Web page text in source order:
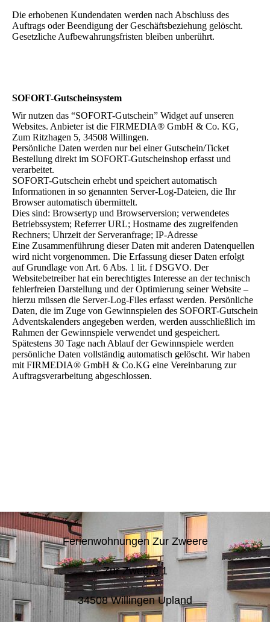
Die erhobenen Kundendaten werden nach Abschluss des
Auftrags oder Beendigung der Geschäftsbeziehung gelöscht.
Gesetzliche Aufbewahrungsfristen bleiben unberührt.
SOFORT-Gutscheinsystem
Wir nutzen das “SOFORT-Gutschein” Widget auf unseren
Websites. Anbieter ist die FIRMEDIA® GmbH & Co. KG,
Zum Ritzhagen 5, 34508 Willingen.
Persönliche Daten werden nur bei einer Gutschein/Ticket
Bestellung direkt im SOFORT-Gutscheinshop erfasst und
verarbeitet.
SOFORT-Gutschein erhebt und speichert automatisch
Informationen in so genannten Server-Log-Dateien, die Ihr
Browser automatisch übermittelt.
Dies sind: Browsertyp und Browserversion; verwendetes
Betriebssystem; Referrer URL; Hostname des zugreifenden
Rechners; Uhrzeit der Serveranfrage; IP-Adresse
Eine Zusammenführung dieser Daten mit anderen Datenquellen
wird nicht vorgenommen. Die Erfassung dieser Daten erfolgt
auf Grundlage von Art. 6 Abs. 1 lit. f DSGVO. Der
Websitebetreiber hat ein berechtigtes Interesse an der technisch
fehlerfreien Darstellung und der Optimierung seiner Website –
hierzu müssen die Server-Log-Files erfasst werden. Persönliche
Daten, die im Zuge von Gewinnspielen des SOFORT-Gutschein
Adventskalenders angegeben werden, werden ausschließlich im
Rahmen der Gewinnspiele verwendet und gespeichert.
Spätestens 30 Tage nach Ablauf der Gewinnspiele werden
persönliche Daten vollständig automatisch gelöscht. Wir haben
mit FIRMEDIA® GmbH & Co.KG eine Vereinbarung zur
Auftragsverarbeitung abgeschlossen.
Ferienwohnungen Zur Zweere
Zur Zweere 1
34508 Willingen Upland